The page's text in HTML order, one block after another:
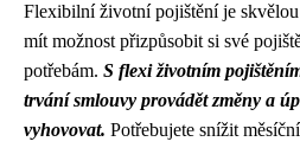
Flexibilní životní pojištění je
mít možnost přizpůsobit si své
potřebám. S flexi životním
trvání smlouvy provádět změny a
vyhovovat. Potřebujete snížit